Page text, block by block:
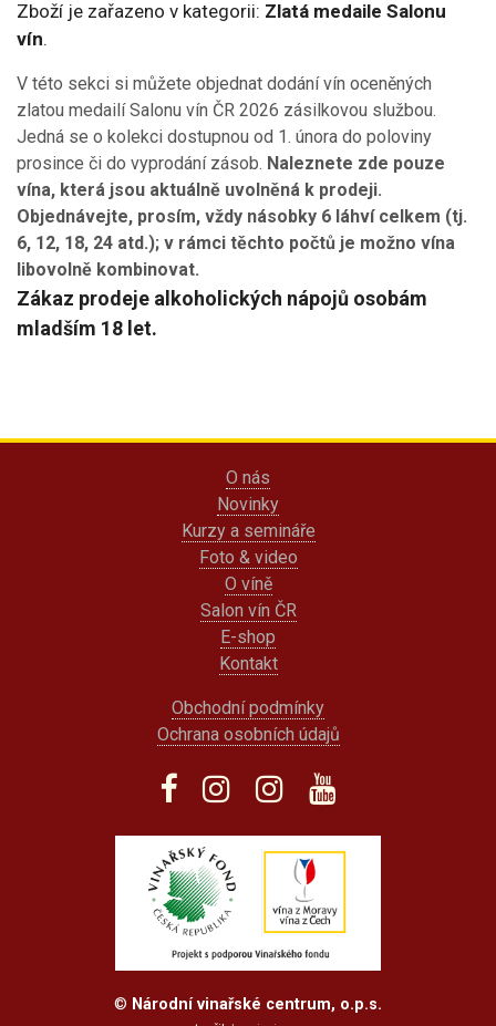
Zboží je zařazeno v kategorii: Zlatá medaile Salonu
vín.
V této sekci si můžete objednat dodání vín oceněných
zlatou medailí Salonu vín ČR 2026 zásilkovou službou.
Jedná se o kolekci dostupnou od 1. února do poloviny
prosince či do vyprodání zásob. Naleznete zde pouze
vína, která jsou aktuálně uvolněná k prodeji.
Objednávejte, prosím, vždy násobky 6 láhví celkem (tj.
6, 12, 18, 24 atd.); v rámci těchto počtů je možno vína
libovolně kombinovat.
Zákaz prodeje alkoholických nápojů osobám
mladším 18 let.
O nás
Novinky
Kurzy a semináře
Foto & video
O víně
Salon vín ČR
E-shop
Kontakt
Obchodní podmínky
Ochrana osobních údajů
© Národní vinařské centrum, o.p.s.